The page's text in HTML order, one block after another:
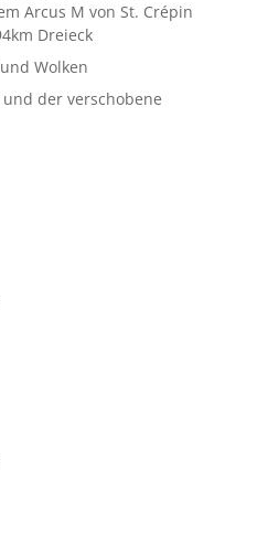
Arcus M von St. Crépin
Dreieck
Wolken
der verschobene